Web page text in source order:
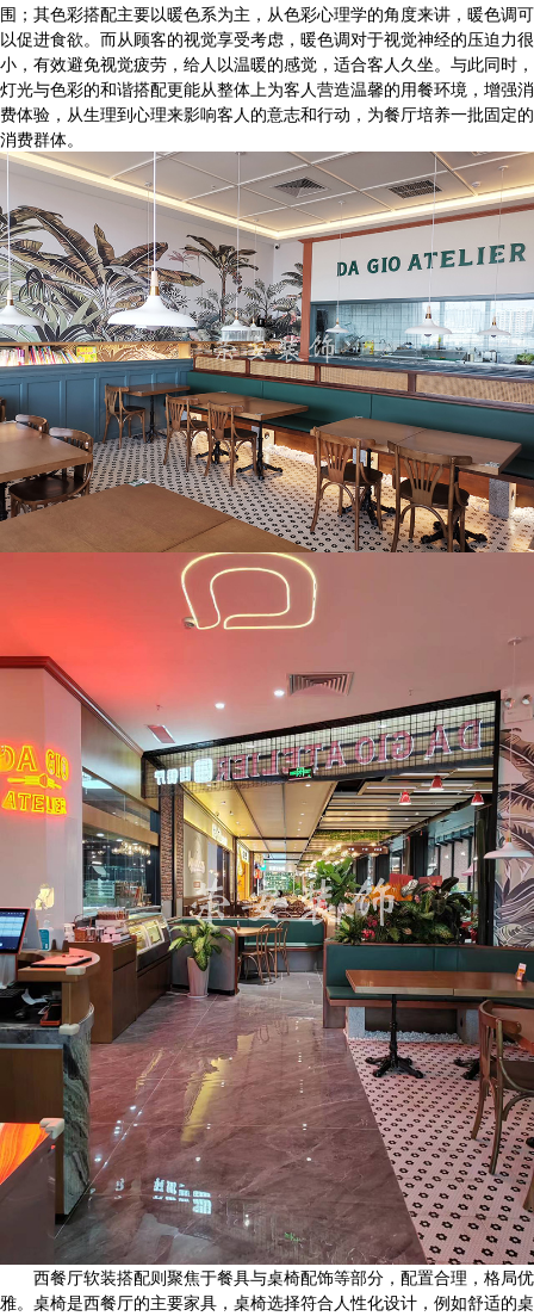
围；其色彩搭配主要以暖色系为主，从色彩心理学的角度来讲，暖色调可
以促进食欲。而从顾客的视觉享受考虑，暖色调对于视觉神经的压迫力很
小，有效避免视觉疲劳，给人以温暖的感觉，适合客人久坐。与此同时，
灯光与色彩的和谐搭配更能从整体上为客人营造温馨的用餐环境，增强消
费体验，从生理到心理来影响客人的意志和行动，为餐厅培养一批固定的
消费群体。
西餐厅软装搭配则聚焦于餐具与桌椅配饰等部分，配置合理，格局优
雅。桌椅是西餐厅的主要家具，桌椅选择符合人性化设计，例如舒适的桌